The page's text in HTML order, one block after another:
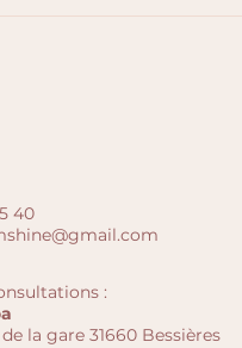
40
:
la gare 31660 Bessières